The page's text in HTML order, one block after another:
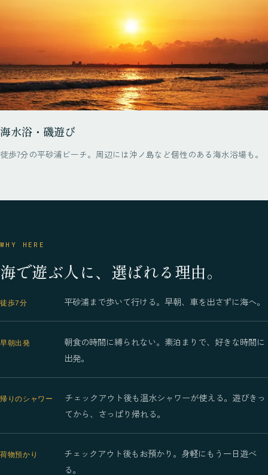
海水浴・磯遊び
徒歩7分の平砂浦ビーチ。周辺には沖ノ島など個性のある海水浴場も。
WHY HERE
海で遊ぶ人に、選ばれる理由。
徒歩7分 平砂浦まで歩いて行ける。早朝、車を出さずに海へ。
早朝出発
朝食の時間に縛られない。素泊まりで、好きな時間に
出発。
帰りのシャワー
チェックアウト後も温水シャワーが使える。遊びきっ
てから、さっぱり帰れる。
荷物預かり
チェックアウト後もお預かり。身軽にもう一日遊べ
る。